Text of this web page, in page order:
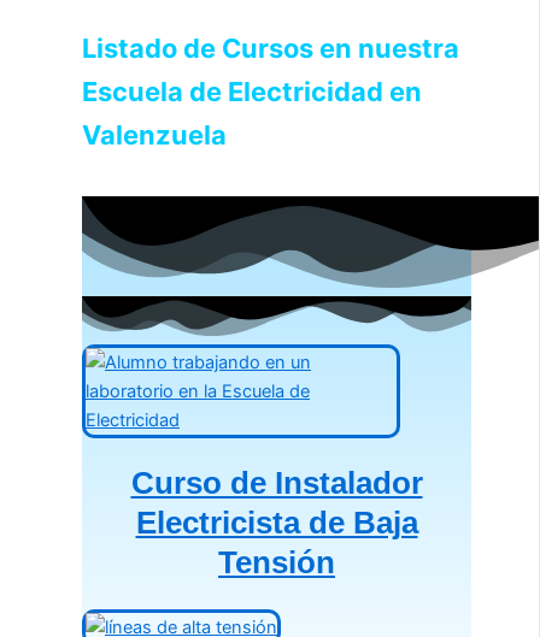
Listado de Cursos en nuestra
Escuela de Electricidad en
Valenzuela
Curso de Instalador
Electricista de Baja
Tensión